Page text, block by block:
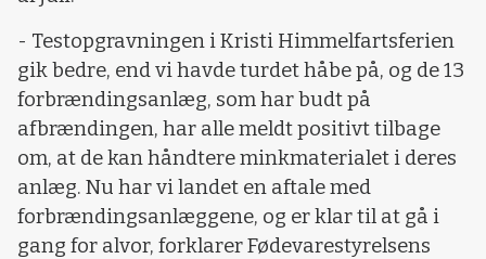
- Testopgravningen i Kristi Himmelfartsferien
gik bedre, end vi havde turdet håbe på, og de 13
forbrændingsanlæg, som har budt på
afbrændingen, har alle meldt positivt tilbage
om, at de kan håndtere minkmaterialet i deres
anlæg. Nu har vi landet en aftale med
forbrændingsanlæggene, og er klar til at gå i
gang for alvor, forklarer Fødevarestyrelsens